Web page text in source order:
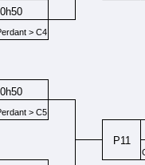
> C4
> C5
P11